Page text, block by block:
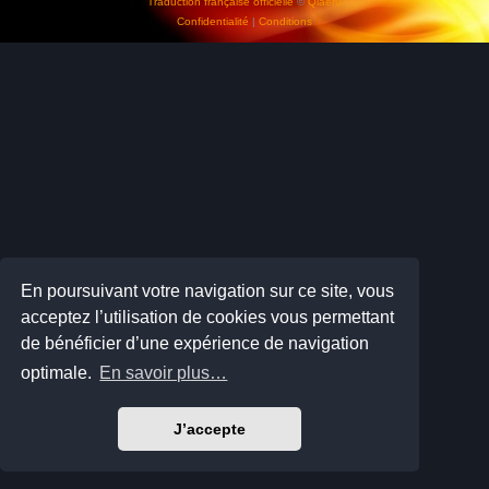
En poursuivant votre navigation sur ce site, vous
acceptez l’utilisation de cookies vous permettant
de bénéficier d’une expérience de navigation
optimale. En savoir plus…
J’accepte
Confidentialité | Conditions